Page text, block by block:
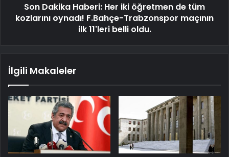
Son Dakika Haberi: Her iki öğretmen de tüm
kozlarını oynadı! F.Bahçe-Trabzonspor maçının
ilk 11'leri belli oldu.
İlgili Makaleler